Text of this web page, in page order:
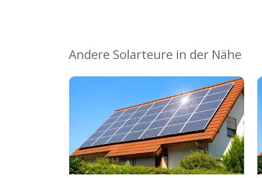
Andere Solarteure in der Nähe